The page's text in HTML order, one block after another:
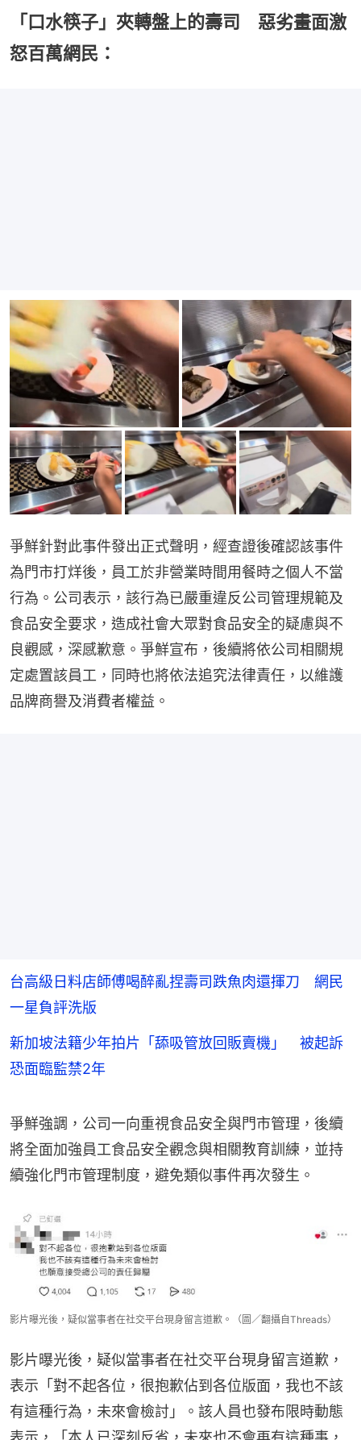
「口水筷子」夾轉盤上的壽司 惡劣畫面激
怒百萬網民：
爭鮮針對此事件發出正式聲明，經查證後確認該事件
為門市打烊後，員工於非營業時間用餐時之個人不當
行為。公司表示，該行為已嚴重違反公司管理規範及
食品安全要求，造成社會大眾對食品安全的疑慮與不
良觀感，深感歉意。爭鮮宣布，後續將依公司相關規
定處置該員工，同時也將依法追究法律責任，以維護
品牌商譽及消費者權益。
台高級日料店師傅喝醉亂捏壽司跌魚肉還揮刀 網民
一星負評洗版
新加坡法籍少年拍片「舔吸管放回販賣機」 被起訴
恐面臨監禁2年
爭鮮強調，公司一向重視食品安全與門市管理，後續
將全面加強員工食品安全觀念與相關教育訓練，並持
續強化門市管理制度，避免類似事件再次發生。
影片曝光後，疑似當事者在社交平台現身留言道歉。（圖／翻攝自Threads）
影片曝光後，疑似當事者在社交平台現身留言道歉，
表示「對不起各位，很抱歉佔到各位版面，我也不該
有這種行為，未來會檢討」。該人員也發布限時動態